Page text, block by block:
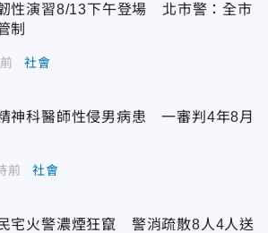
性演習8/13下午登場 北市警：全市
制
社會
神科醫師性侵男病患 一審判4年8月
前 社會
宅火警濃煙狂竄 警消疏散8人4人送